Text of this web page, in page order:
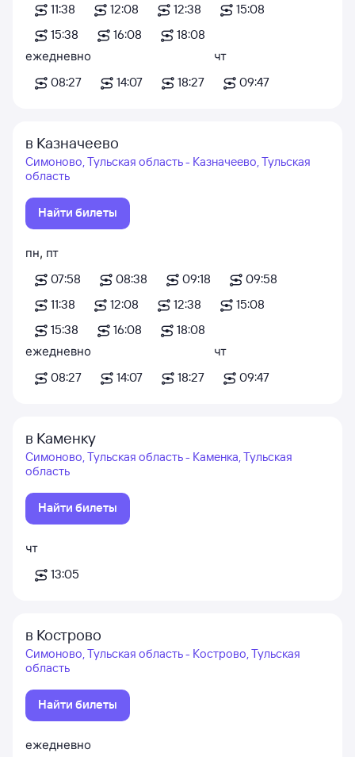
11:38
12:08 12:38
15:08
15:38
16:08
18:08
ежедневно
08:27
14:07 18:27
чт
09:47
в Казначеево
Симоново, Тульская область - Казначеево, Тульская
область
Найти билеты
пн, пт
07:58
08:38 09:18
09:58
11:38
12:08 12:38
15:08
15:38
16:08
18:08
ежедневно
08:27
14:07 18:27
чт
09:47
в Каменку
Симоново, Тульская область - Каменка, Тульская
область
Найти билеты
чт
13:05
в Кострово
Симоново, Тульская область - Кострово, Тульская
область
Найти билеты
ежедневно